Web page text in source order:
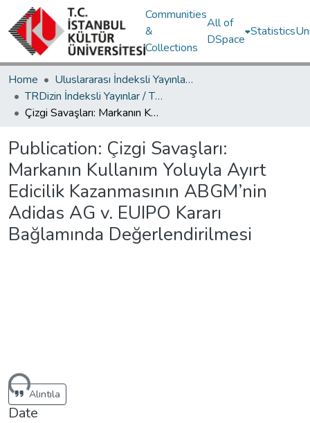
Communities
&
Collections
All of
DSpace
Statistics
Home
Uluslararası İndeksli Yayınlar / International Indexed Publications
TRDizin İndeksli Yayınlar / TRDizin Indexed Publications
Çizgi Savaşları: Markanın Kullanım Yoluyla Ayırt Edicilik Kazanmasının ABGM’nin Adidas AG v. EUIPO Kararı Bağlamında Değerlendirilmesi
Publication: Çizgi Savaşları:
Markanın Kullanım Yoluyla Ayırt
Edicilik Kazanmasının ABGM’nin
Adidas AG v. EUIPO Kararı
Bağlamında Değerlendirilmesi
Alıntıla
Date